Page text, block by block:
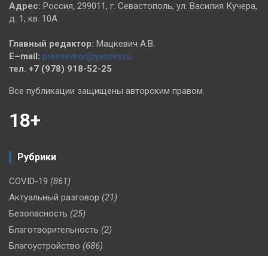
Адрес: Россия, 299011, г. Севастополь, ул. Василия Кучера,
д. 1, кв. 10А
Главный редактор: Мацкевич А.В.
E–mail: pressevkor@yandex.ru
тел. +7 (978) 918-52-25
Все публикации защищены авторским правом.
18+
Рубрики
COVID-19 (861)
Актуальный разговор (21)
Безопасность (25)
Благотворительность (2)
Благоустройство (686)